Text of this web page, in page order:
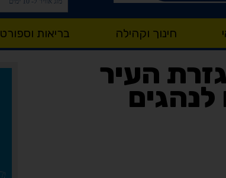
חינוך וקהילה בריאות וספורט
העיר